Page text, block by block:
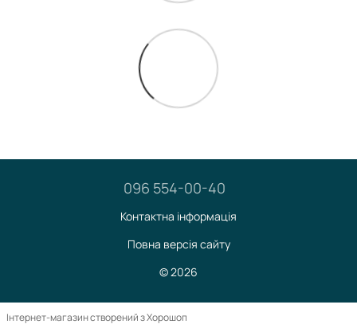
096 554-00-40
Контактна інформація
Повна версія сайту
© 2026
Інтернет-магазин створений з Хорошоп